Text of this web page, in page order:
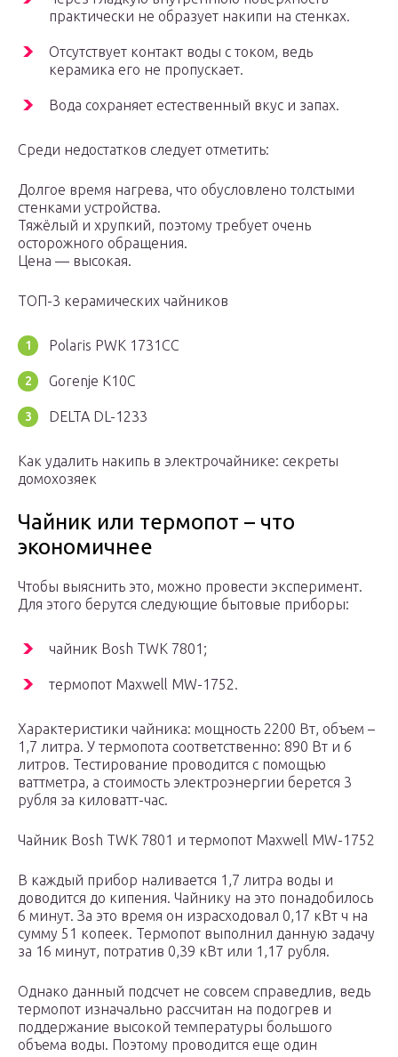
практически не образует накипи на стенках.
Отсутствует контакт воды с током, ведь
керамика его не пропускает.
Вода сохраняет естественный вкус и запах.
Среди недостатков следует отметить:
Долгое время нагрева, что обусловлено толстыми
стенками устройства.
Тяжёлый и хрупкий, поэтому требует очень
осторожного обращения.
Цена — высокая.
ТОП-3 керамических чайников
Polaris PWK 1731CC
Gorenje K10C
DELTA DL-1233
Как удалить накипь в электрочайнике: секреты
домохозяек
Чайник или термопот – что
экономичнее
Чтобы выяснить это, можно провести эксперимент.
Для этого берутся следующие бытовые приборы:
чайник Bosh TWK 7801;
термопот Maxwell MW-1752.
Характеристики чайника: мощность 2200 Вт, объем –
1,7 литра. У термопота соответственно: 890 Вт и 6
литров. Тестирование проводится с помощью
ваттметра, а стоимость электроэнергии берется 3
рубля за киловатт-час.
Чайник Bosh TWK 7801 и термопот Maxwell MW-1752
В каждый прибор наливается 1,7 литра воды и
доводится до кипения. Чайнику на это понадобилось
6 минут. За это время он израсходовал 0,17 кВт ч на
сумму 51 копеек. Термопот выполнил данную задачу
за 16 минут, потратив 0,39 кВт или 1,17 рубля.
Однако данный подсчет не совсем справедлив, ведь
термопот изначально рассчитан на подогрев и
поддержание высокой температуры большого
объема воды. Поэтому проводится еще один